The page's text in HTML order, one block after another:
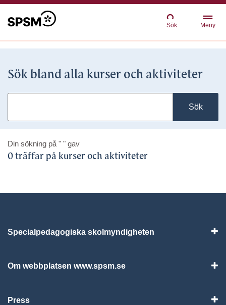
Sök Meny
Sök bland alla kurser och aktiviteter
Sök
Din sökning på " " gav
0 träffar på kurser och aktiviteter
Specialpedagogiska skolmyndigheten
Om webbplatsen www.spsm.se
Press